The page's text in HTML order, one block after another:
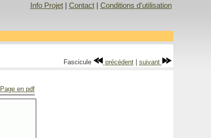
Info Projet| Contact| Conditions d'utilisation
Fascicule précédent| suivant
Page en pdf